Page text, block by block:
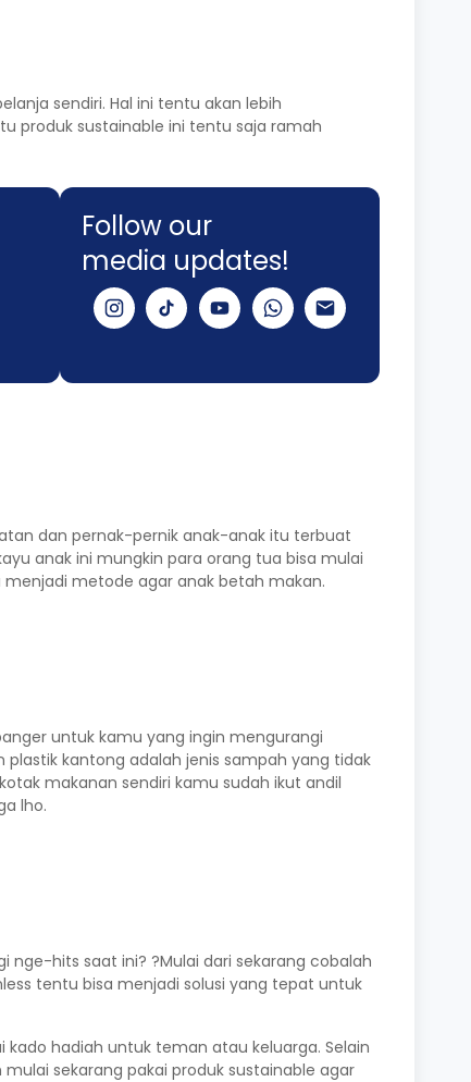
sendiri. Hal ini tentu akan lebih
produk sustainable ini tentu saja ramah
Follow our
media updates!
dan pernak-pernik anak-anak itu terbuat
anak ini mungkin para orang tua bisa mulai
menjadi metode agar anak betah makan.
untuk kamu yang ingin mengurangi
kantong adalah jenis sampah yang tidak
makanan sendiri kamu sudah ikut andil
lho.
hits saat ini? ?Mulai dari sekarang cobalah
tentu bisa menjadi solusi yang tepat untuk
hadiah untuk teman atau keluarga. Selain
sekarang pakai produk sustainable agar